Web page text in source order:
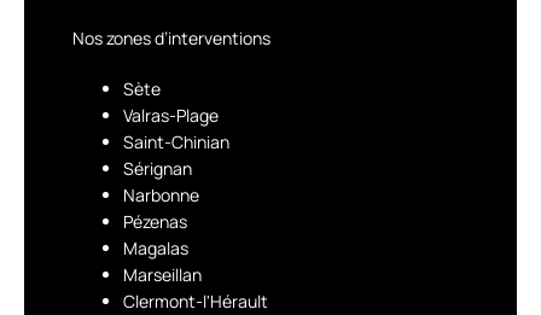
Nos zones d’interventions
Sète
Valras-Plage
Saint-Chinian
Sérignan
Narbonne
Pézenas
Magalas
Marseillan
Clermont-l'Hérault